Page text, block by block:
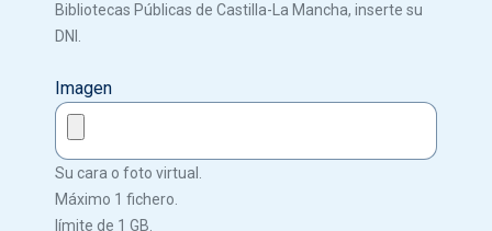
Bibliotecas Públicas de Castilla-La Mancha, inserte su
DNI.
Imagen
Su cara o foto virtual.
Máximo 1 fichero.
límite de 1 GB.